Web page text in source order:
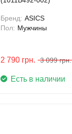
Бренд: ASICS
Пол: Мужчины
2 790 грн. 3 099 грн.
Есть в наличии